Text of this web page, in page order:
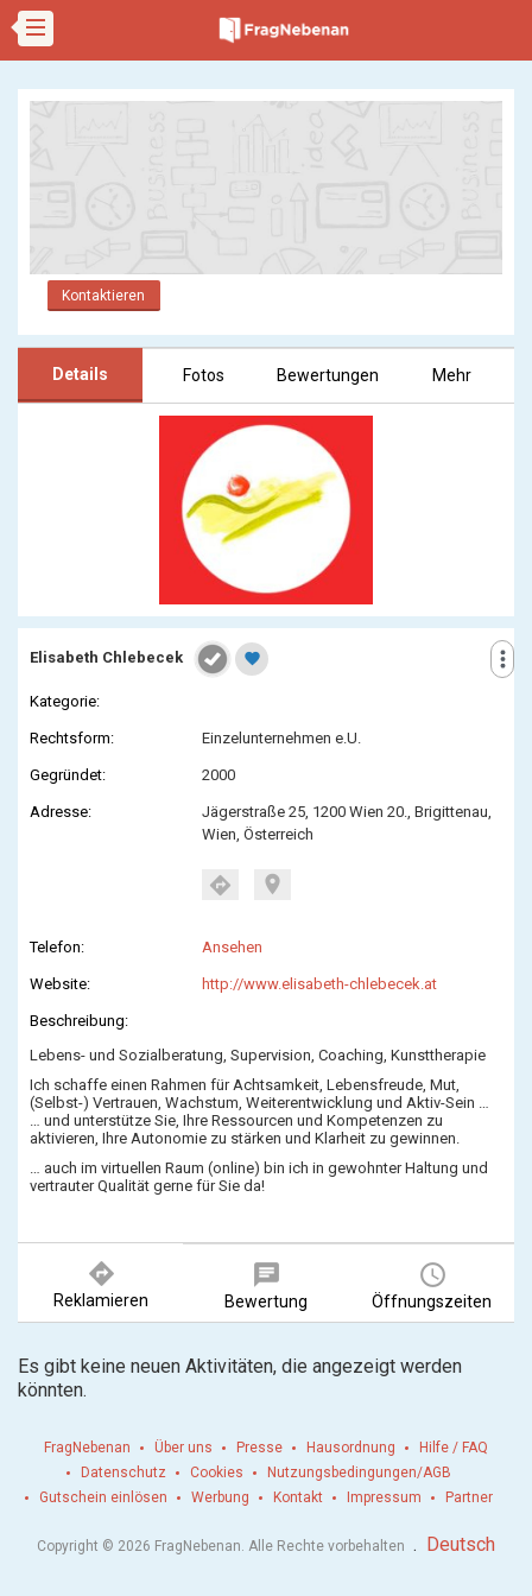
Kontaktieren
Details Fotos Bewertungen Mehr
more_vert
Elisabeth Chlebecek favorite
Kategorie:
Rechtsform: Einzelunternehmen e.U.
Gegründet: 2000
Adresse:
Jägerstraße 25, 1200 Wien 20., Brigittenau,
Wien, Österreich
directions location_on
Telefon: Ansehen
Website: http://www.elisabeth-chlebecek.at
Beschreibung:
Lebens- und Sozialberatung, Supervision, Coaching, Kunsttherapie
Ich schaffe einen Rahmen für Achtsamkeit, Lebensfreude, Mut,
(Selbst-) Vertrauen, Wachstum, Weiterentwicklung und Aktiv-Sein …
… und unterstütze Sie, Ihre Ressourcen und Kompetenzen zu
aktivieren, Ihre Autonomie zu stärken und Klarheit zu gewinnen.
… auch im virtuellen Raum (online) bin ich in gewohnter Haltung und
vertrauter Qualität gerne für Sie da!
directions
Reklamieren
chat
Bewertung
query_builder
Öffnungszeiten
Es gibt keine neuen Aktivitäten, die angezeigt werden
könnten.
FragNebenan Über uns Presse Hausordnung
Hilfe / FAQ
Datenschutz
Cookies
Nutzungsbedingungen/AGB
Gutschein einlösen
Werbung Kontakt Impressum Partner
Copyright © 2026 FragNebenan. Alle Rechte vorbehalten . Deutsch